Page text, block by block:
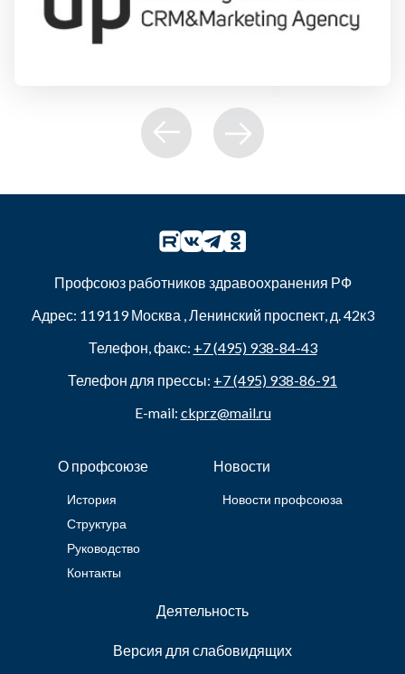
Профсоюз работников здравоохранения РФ
Адрес: 119119Москва ,Ленинский проспект, д. 42к3
Телефон, факс: +7 (495) 938-84-43
Телефон для прессы: +7 (495) 938-86-91
E-mail: ckprz@mail.ru
О профсоюзе
История
Структура
Руководство
Контакты
Новости
Новости профсоюза
Деятельность
Версия для слабовидящих